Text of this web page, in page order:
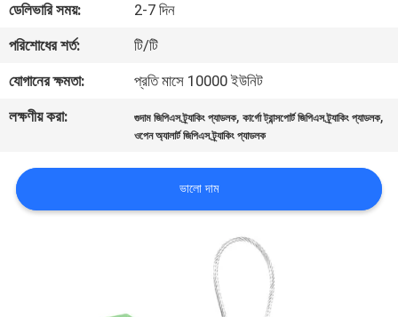
মান
নিয়ন্ত্রণ
যোগাযোগ
উদ্ধৃতির
ডেলিভারি সময়:
2-7 দিন
পরিশোধের শর্ত:
টি/টি
যোগানের ক্ষমতা:
প্রতি মাসে 10000 ইউনিট
লক্ষণীয় করা:
গুদাম জিপিএস ট্র্যাকিং প্যাডলক,কার্গো ট্রান্সপোর্ট জিপিএস ট্র্যাকিং প্যাডলক,
ওপেন অ্যালার্ট জিপিএস ট্র্যাকিং প্যাডলক
ভালো দাম